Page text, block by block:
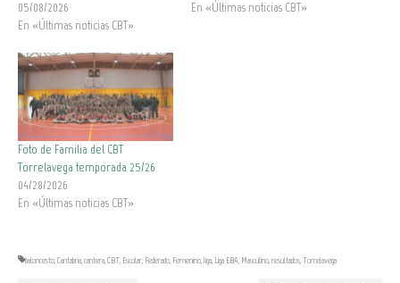
05/08/2026
En «Últimas noticias CBT»
En «Últimas noticias CBT»
Foto de Familia del CBT
Torrelavega temporada 25/26
04/28/2026
En «Últimas noticias CBT»
baloncesto,Cantabria,cantera,CBT, Escolar, Federado, Femenino,liga, Liga EBA, Masculino,resultados,Torrelavega